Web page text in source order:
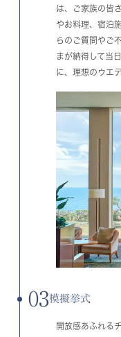
は、ご家族の皆
やお料理、宿泊
らのご質問やご
まが納得して当
に、理想のウエ
03模擬挙式
開放感あふれる